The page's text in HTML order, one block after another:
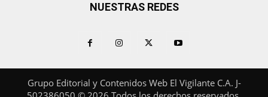
NUESTRAS REDES
Grupo Editorial y Contenidos Web El Vigilante C.A. J-